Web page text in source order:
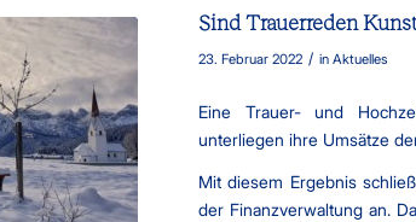
Sind Trauerreden
23. Februar 2022 / in Aktuelles
Eine Trauer- und
unterliegen ihre Umsätze
Mit diesem Ergebnis
der Finanzverwaltung an.